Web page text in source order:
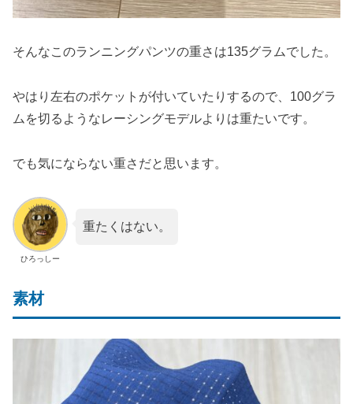
そんなこのランニングパンツの重さは135グラムでした。
やはり左右のポケットが付いていたりするので、100グラ
ムを切るようなレーシングモデルよりは重たいです。
でも気にならない重さだと思います。
ひろっしー
重たくはない。
素材